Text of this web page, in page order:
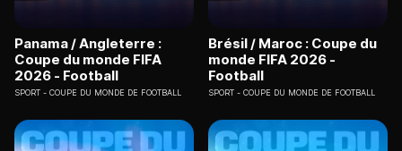
Panama / Angleterre :
Coupe du monde FIFA
2026 - Football
SPORT COUPE DU MONDE DE FOOTBALL
Brésil / Maroc : Coupe du
monde FIFA 2026 -
Football
SPORT COUPE DU MONDE DE FOOTBALL